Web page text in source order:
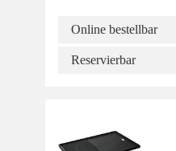
Online bestellbar
Reservierbar